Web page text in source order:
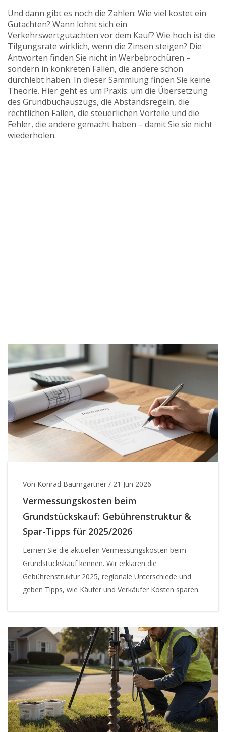
Und dann gibt es noch die Zahlen: Wie viel kostet ein
Gutachten? Wann lohnt sich ein
Verkehrswertgutachten vor dem Kauf? Wie hoch ist die
Tilgungsrate wirklich, wenn die Zinsen steigen? Die
Antworten finden Sie nicht in Werbebrochüren –
sondern in konkreten Fällen, die andere schon
durchlebt haben. In dieser Sammlung finden Sie keine
Theorie. Hier geht es um Praxis: um die Übersetzung
des Grundbuchauszugs, die Abstandsregeln, die
rechtlichen Fallen, die steuerlichen Vorteile und die
Fehler, die andere gemacht haben – damit Sie sie nicht
wiederholen.
Von Konrad Baumgartner / 21 Jun 2026
Vermessungskosten beim
Grundstückskauf: Gebührenstruktur &
Spar-Tipps für 2025/2026
Lernen Sie die aktuellen Vermessungskosten beim
Grundstückskauf kennen. Wir erklären die
Gebührenstruktur 2025, regionale Unterschiede und
geben Tipps, wie Käufer und Verkäufer Kosten sparen.